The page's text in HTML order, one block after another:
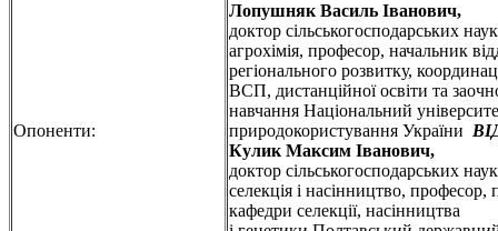
Опоненти:
Лопушняк Василь Іванович,
доктор сільськогосподарських
агрохімія, професор, начальник
регіонального розвитку,
ВСП, дистанційної освіти та
навчання Національний
природокористування України
Кулик Максим Іванович,
доктор сільськогосподарських
селекція і насінництво, професор,
кафедри селекції, насінництва